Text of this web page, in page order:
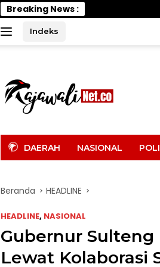
Breaking News : Wabup
Indeks
DAERAH NASIONAL
Beranda HEADLINE
HEADLINE, NASIONAL
Gubernur Sulteng
Lewat Kolaborasi